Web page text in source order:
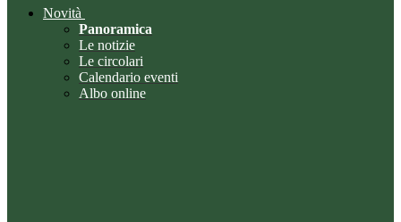
Novità
Panoramica
Le notizie
Le circolari
Calendario eventi
Albo online